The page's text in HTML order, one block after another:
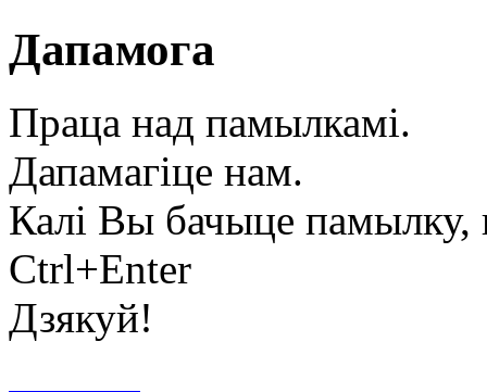
Дапамога
Праца над памылкамі.
Дапамагіце нам.
Калі Вы бачыце памылку,
Ctrl+Enter
Дзякуй!